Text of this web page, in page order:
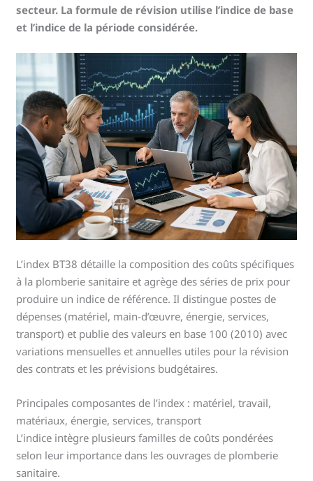
secteur. La formule de révision utilise l’indice de base
et l’indice de la période considérée.
L’index BT38 détaille la composition des coûts spécifiques
à la plomberie sanitaire et agrège des séries de prix pour
produire un indice de référence. Il distingue postes de
dépenses (matériel, main-d’œuvre, énergie, services,
transport) et publie des valeurs en base 100 (2010) avec
variations mensuelles et annuelles utiles pour la révision
des contrats et les prévisions budgétaires.
Principales composantes de l’index : matériel, travail,
matériaux, énergie, services, transport
L’indice intègre plusieurs familles de coûts pondérées
selon leur importance dans les ouvrages de plomberie
sanitaire.